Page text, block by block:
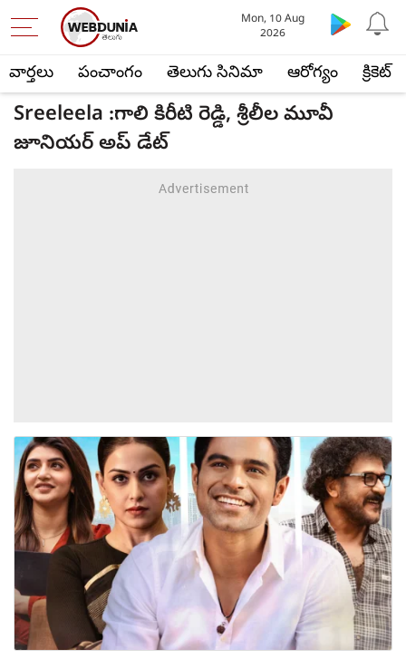
వార్తలు పంచాంగం తెలుగు సినిమా ఆరోగ్యం క్రికెట్
Mon, 10 Aug
2026
Sreeleela :గాలి కిరీటి రెడ్డి, శ్రీలీల మూవీ
జూనియర్ అప్ డేట్